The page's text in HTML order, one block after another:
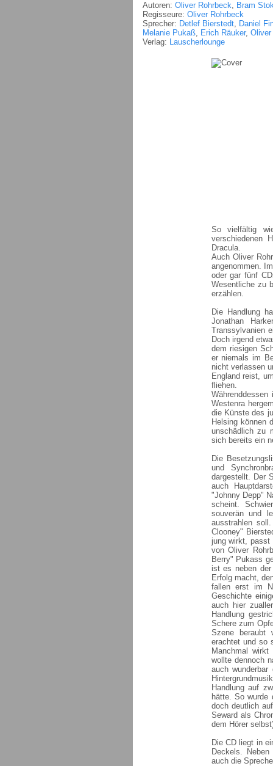
Autoren: Oliver Rohrbeck, Bram
Regisseure: Oliver Rohrbeck
Sprecher: Detlef Bierstedt, Daniel
Melanie Pukaß, Erich Räuker, Oliver
Verlag: Lauscherlounge
So vielfältig
verschiedenen
Dracula.
Auch Oliver
angenommen.
oder gar fünf
Wesentliche zu
erzählen.
Die Handlung
Jonathan
Transsylvanien
Doch irgend
dem riesigen
er niemals im
nicht verlassen
England reist,
fliehen.
Westenra
die Künste des
Helsing können
unschädlich zu
sich bereits ein
Die
und
dargestellt. Der
auch
"Johnny Depp"
scheint.
souverän und
ausstrahlen
Clooney"
jung wirkt, passt
von Oliver
Berry" Pukass
ist es neben
Erfolg macht,
fallen erst im
Geschichte
auch hier
Handlung
Schere zum
Szene beraubt
erachtet und so
Manchmal
wollte dennoch
auch
Handlung auf
hätte. So
doch deutlich
Seward als
dem Hörer
Die CD liegt in
Deckels.
auch die